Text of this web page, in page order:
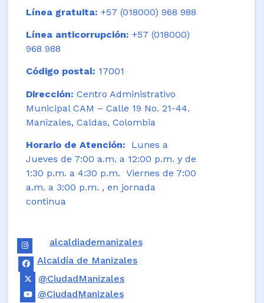
Línea gratuita: +57 (018000) 968 988
Línea anticorrupción: +57 (018000)
968 988
Código postal: 17001
Dirección: Centro Administrativo
Municipal CAM – Calle 19 No. 21-44.
Manizales, Caldas, Colombia
Horario de Atención: Lunes a
Jueves de 7:00 a.m. a 12:00 p.m. y de
1:30 p.m. a 4:30 p.m. Viernes de 7:00
a.m. a 3:00 p.m. , en jornada
continua
alcaldiademanizales
Alcaldía de Manizales
@CiudadManizales
@CiudadManizales